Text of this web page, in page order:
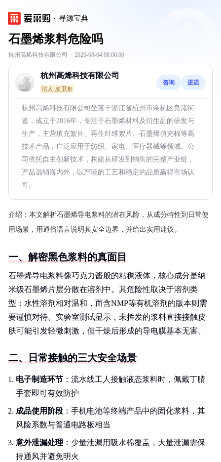
寻源宝典
石墨烯浆料危险吗
杭州高烯科技有限公司 · 2026-08-04 08:00:00
杭州高烯科技有限公司
法人:皮卫东
咨询 进店
杭州高烯科技有限公司坐落于浙江省杭州市余杭区良渚街
道，成立于2016年，专注于石墨烯材料及衍生品的研发与
生产，主营填充絮片、再生纤维絮片、石墨烯填充棉等高
技术产品，广泛应用于纺织、家电、医疗器械等领域。公
司依托自主创新技术，构建从研发到销售的完整产业链，
产品远销海内外，以严谨的工艺和稳定的品质赢得市场认
可。
介绍： 本文解析石墨烯导电浆料的潜在风险，从成分特性到日常使
用场景，用通俗语言说明其安全边界，并给出实用建议。
一、解密黑色浆料的真面目
石墨烯导电浆料像巧克力酱般的粘稠液体，核心成分是纳
米级石墨烯片层分散在溶剂中。其危险性取决于溶剂类
型：水性溶剂相对温和，而含NMP等有机溶剂的版本则需
要谨慎对待。实验室测试显示，未挥发的浆料直接接触皮
肤可能引发轻微刺激，但干燥后形成的导电膜基本无害。
二、日常接触的三大安全场景
电子制造环节 ：流水线工人接触液态浆料时，佩戴丁腈
手套即可有效防护
成品使用阶段 ：手机电池等终端产品中的固化浆料，其
风险系数与普通电路板相当
意外泄漏处理 ：少量泄漏用吸水棉覆盖，大量泄漏需保
持通风并避免明火